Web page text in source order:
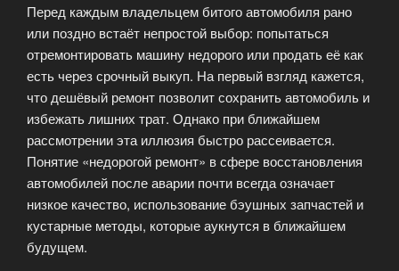
Перед каждым владельцем битого автомобиля рано
или поздно встаёт непростой выбор: попытаться
отремонтировать машину недорого или продать её как
есть через срочный выкуп. На первый взгляд кажется,
что дешёвый ремонт позволит сохранить автомобиль и
избежать лишних трат. Однако при ближайшем
рассмотрении эта иллюзия быстро рассеивается.
Понятие «недорогой ремонт» в сфере восстановления
автомобилей после аварии почти всегда означает
низкое качество, использование бэушных запчастей и
кустарные методы, которые аукнутся в ближайшем
будущем.